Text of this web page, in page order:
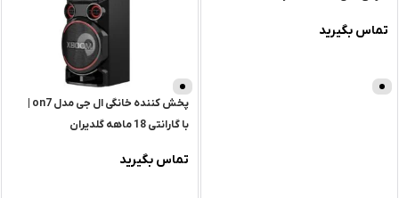
تماس بگیرید
با گارانتی 18 ماهه گلدیران
تماس بگیرید